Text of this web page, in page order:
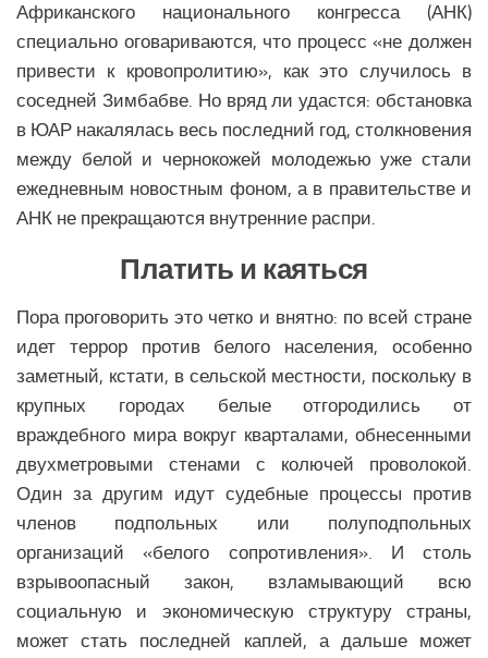
Экономика Еврозоны
Климат Еврозоны
Наука Еврозоны
Общество Еврозоны
СНГ
Аналитика СНГ
Экономика СНГ
Политика СНГ
Религия СНГ
Климат СНГ
Здравоохранение СНГ
Наука СНГ
Африканского национального конгресса (АНК)
специально оговариваются, что процесс «не должен
привести к кровопролитию», как это случилось в
соседней Зимбабве. Но вряд ли удастся: обстановка
в ЮАР накалялась весь последний год, столкновения
между белой и чернокожей молодежью уже стали
ежедневным новостным фоном, а в правительстве и
АНК не прекращаются внутренние распри.
Платить и каяться
Пора проговорить это четко и внятно: по всей стране
идет террор против белого населения, особенно
заметный, кстати, в сельской местности, поскольку в
крупных городах белые отгородились от
враждебного мира вокруг кварталами, обнесенными
двухметровыми стенами с колючей проволокой.
Один за другим идут судебные процессы против
членов подпольных или полуподпольных
организаций «белого сопротивления». И столь
взрывоопасный закон, взламывающий всю
социальную и экономическую структуру страны,
может стать последней каплей, а дальше может